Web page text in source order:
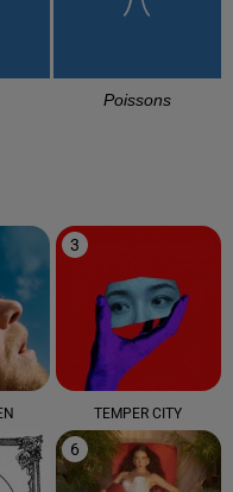
Poissons
3
TEMPER CITY
6